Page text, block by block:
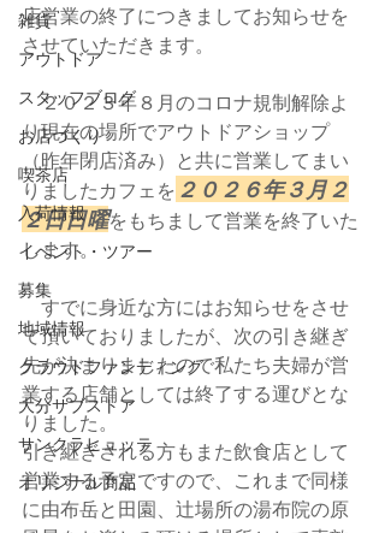
雑貨
アウトドア
スタッフブログ
お店づくり
喫茶店
入荷情報
イベント・ツアー
募集
地域情報
クラウドファンディング
大分サブストア
サンクラヒュッテ
オリジナル商品
店営業の終了につきましてお知らせを
させていただきます。
２０２３年８月のコロナ規制解除よ
り現在の場所でアウトドアショップ
（昨年閉店済み）と共に営業してまい
りましたカフェを ２０２６年３月２
２日日曜をもちまして営業を終了いた
します。
すでに身近な方にはお知らせをさせ
て頂いておりましたが、次の引き継ぎ
先が決まりましたので私たち夫婦が営
業する店舗としては終了する運びとな
りました。
引き継ぎされる方もまた飲食店として
営業する予定ですので、これまで同様
に由布岳と田園、辻場所の湯布院の原